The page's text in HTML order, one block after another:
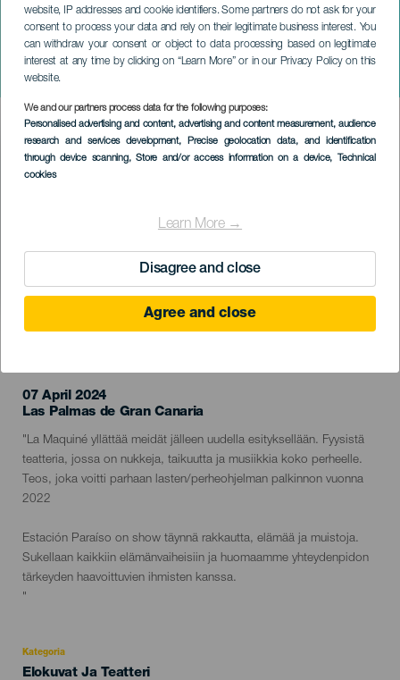
website, IP addresses and cookie identifiers. Some partners do not ask for your
consent to process your data and rely on their legitimate business interest. You
can withdraw your consent or object to data processing based on legitimate
interest at any time by clicking on “Learn More” or in our Privacy Policy on this
website.
We and our partners process data for the following purposes:
Personalised advertising and content, advertising and content measurement, audience
research and services development, Precise geolocation data, and identification
through device scanning, Store and/or access information on a device, Technical
cookies
Learn More →
Disagree and close
Agree and close
Estación Paraíso
GRAN CANARIA
Imagen
Listado
07 April 2024
Localidad
Las Palmas de Gran Canaria
Descripción
del
evento
"La Maquiné yllättää meidät jälleen uudella esityksellään. Fyysistä
teatteria, jossa on nukkeja, taikuutta ja musiikkia koko perheelle.
Teos, joka voitti parhaan lasten/perheohjelman palkinnon vuonna
2022
Estación Paraíso on show täynnä rakkautta, elämää ja muistoja.
Sukellaan kaikkiin elämänvaiheisiin ja huomaamme yhteydenpidon
tärkeyden haavoittuvien ihmisten kanssa.
"
Kategoria
Categoría
Elokuvat Ja Teatteri